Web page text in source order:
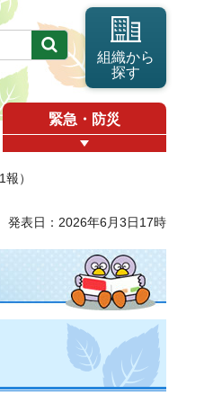
組織から
探す
緊急・防災
）
発表日：2026年6月3日17時